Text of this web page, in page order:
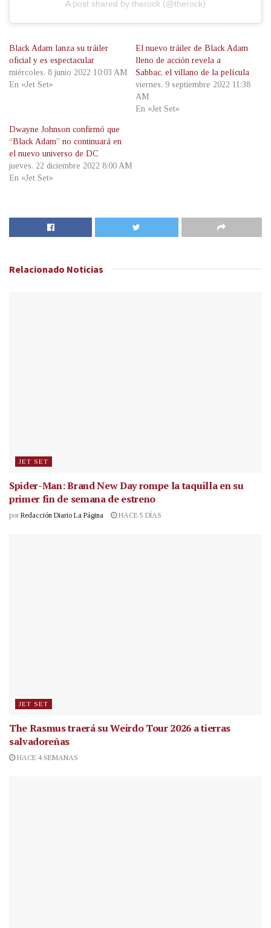
A post shared by therock (@therock)
Black Adam lanza su tráiler
oficial y es espectacular
miércoles, 8 junio 2022 10:03 AM
En «Jet Set»
El nuevo tráiler de Black Adam
lleno de acción revela a
Sabbac, el villano de la película
viernes, 9 septiembre 2022 11:38
AM
En «Jet Set»
Dwayne Johnson confirmó que
“Black Adam” no continuará en
el nuevo universo de DC
jueves, 22 diciembre 2022 8:00 AM
En «Jet Set»
Relacionado Noticias
JET SET
Spider-Man: Brand New Day rompe la taquilla en su
primer fin de semana de estreno
por Redacción Diario La Página HACE 5 DÍAS
JET SET
The Rasmus traerá su Weirdo Tour 2026 a tierras
salvadoreñas
HACE 4 SEMANAS